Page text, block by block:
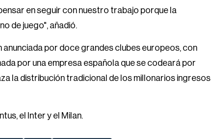
en seguir con nuestro trabajo porque la
de juego", añadió.
anunciada por doce grandes clubes europeos, con
por una empresa española que se codeará por
la distribución tradicional de los millonarios ingresos
el Inter y el Milan.